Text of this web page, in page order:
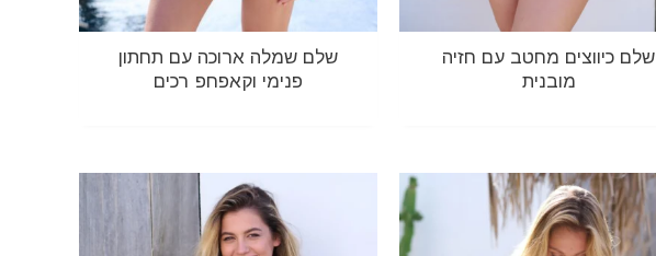
שלם כיווצים מחטב עם חזיה
מובנית
שלם שמלה ארוכה עם תחתון
פנימי וקאפחפ רכים